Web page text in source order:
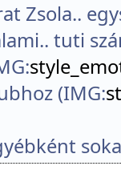
Zsola..
tuti
(IMG: